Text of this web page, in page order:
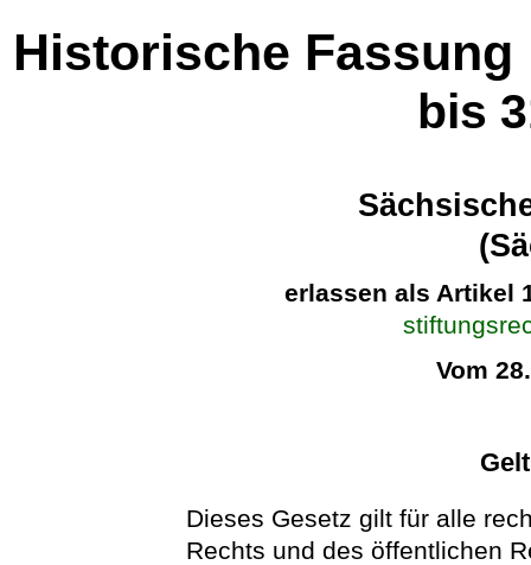
Historische Fassung
bis
erlassen als Artikel
Vom
Dieses Gesetz gilt für alle
Rechts und des öffentlichen